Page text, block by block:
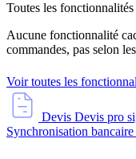
Toutes les
Aucune fonctionnalité
commandes, pas selon
Voir toutes les
Devis Devis pro
Synchronisation bancaire